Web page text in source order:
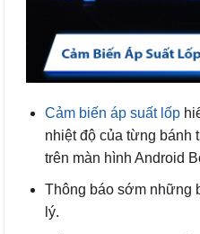
Cảm biến áp suất lốp
nhiệt độ của từng bánh
trên màn hình Android
Thông báo sớm những
lý.